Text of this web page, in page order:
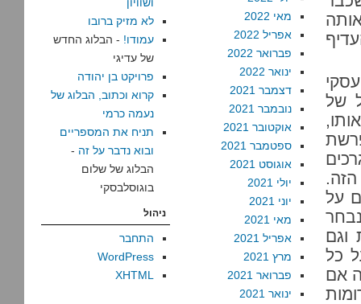
של
הזה.
על
וגם
כל
אם
מאי 2022
אפריל 2022
פברואר 2022
ינואר 2022
דצמבר 2021
נובמבר 2021
אוקטובר 2021
ספטמבר 2021
אוגוסט 2021
יולי 2021
יוני 2021
מאי 2021
אפריל 2021
מרץ 2021
פברואר 2021
ינואר 2021
לא מזיק ברובו
עמודו! - הבלוג החדש
של עדיגי
פרויקט בן יהודה
קרוא וכתוב, הבלוג של
נעמה כרמי
תניח את המספריים
ובוא נדבר על זה -
הבלוג של שלום
בוגוסלבסקי
ניהול
התחבר
WordPress
XHTML